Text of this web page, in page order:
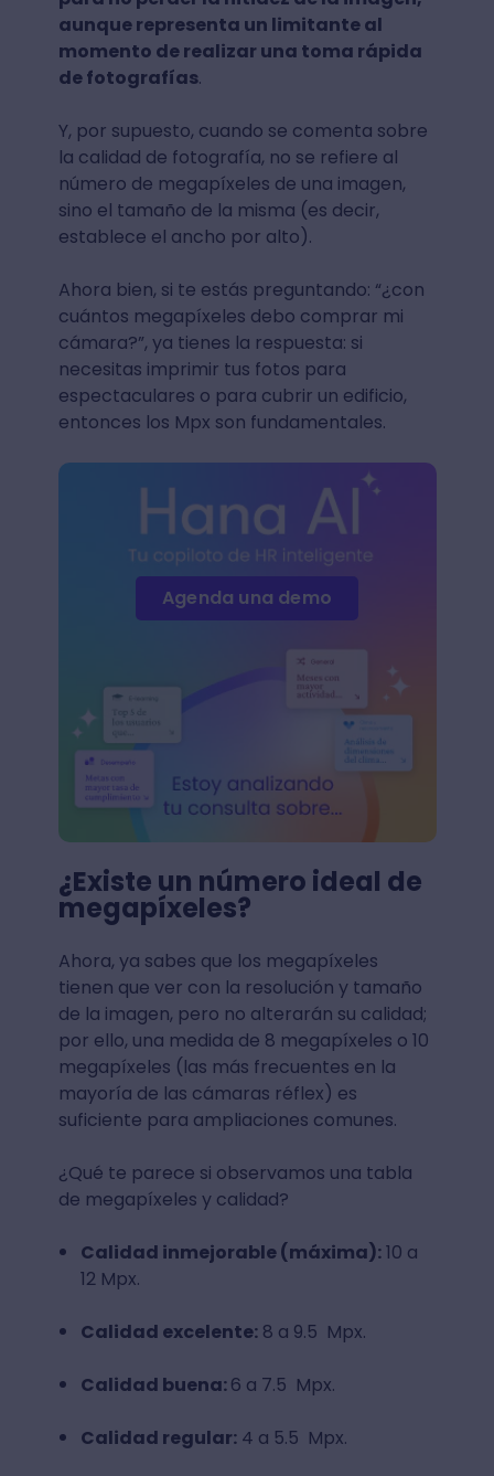
aunque representa un limitante al
momento de realizar una toma rápida
de fotografías.
Y, por supuesto, cuando se comenta sobre
la calidad de fotografía, no se refiere al
número de megapíxeles de una imagen,
sino el tamaño de la misma (es decir,
establece el ancho por alto).
Ahora bien, si te estás preguntando: “¿con
cuántos megapíxeles debo comprar mi
cámara?”, ya tienes la respuesta: si
necesitas imprimir tus fotos para
espectaculares o para cubrir un edificio,
entonces los Mpx son fundamentales.
Agenda una demo
¿Existe un número ideal de
megapíxeles?
Ahora, ya sabes que los megapíxeles
tienen que ver con la resolución y tamaño
de la imagen, pero no alterarán su calidad;
por ello, una medida de 8 megapíxeles o 10
megapíxeles (las más frecuentes en la
mayoría de las cámaras réflex) es
suficiente para ampliaciones comunes.
¿Qué te parece si observamos una tabla
de megapíxeles y calidad?
Calidad inmejorable (máxima):10 a
12 Mpx.
Calidad excelente:8 a 9.5 Mpx.
Calidad buena:6 a 7.5 Mpx.
Calidad regular:4 a 5.5 Mpx.